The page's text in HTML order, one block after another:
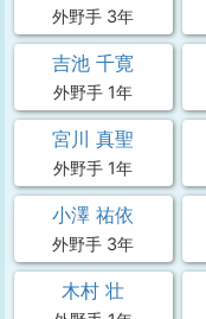
外野手 3年
吉池 千寛
外野手 1年
宮川 真聖
外野手 1年
小澤 祐依
外野手 3年
木村 壮